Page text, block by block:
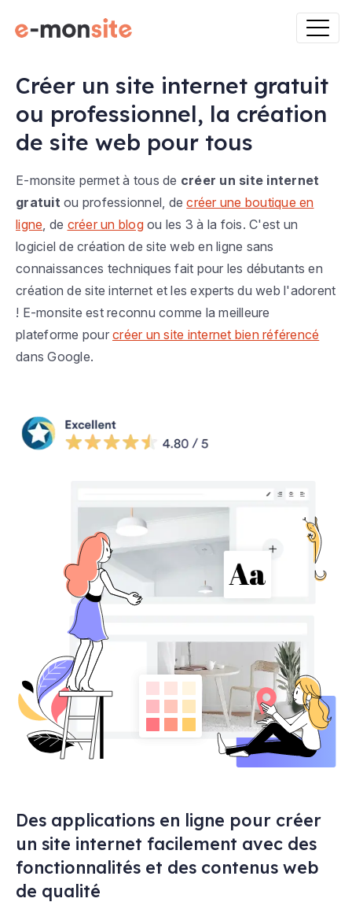
Créer un site internet gratuit
ou professionnel, la création
de site web pour tous
E-monsite permet à tous de créer un site internet
gratuit ou professionnel, decréer une boutique en
ligne , de créer un blogou les 3 à la fois. C'est un
logiciel de création de site web en ligne sans
connaissances techniques fait pour les débutants en
création de site internet et les experts du web l'adorent
! E-monsite est reconnu comme la meilleure
plateforme pour créer un site internet bien référencé
dans Google.
Des applications en ligne pour créer
un site internet facilement avec des
fonctionnalités et des contenus web
de qualité